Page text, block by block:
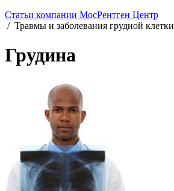
Статьи компании МосРентген Центр
/ Травмы и заболевания грудной клетки
Грудина